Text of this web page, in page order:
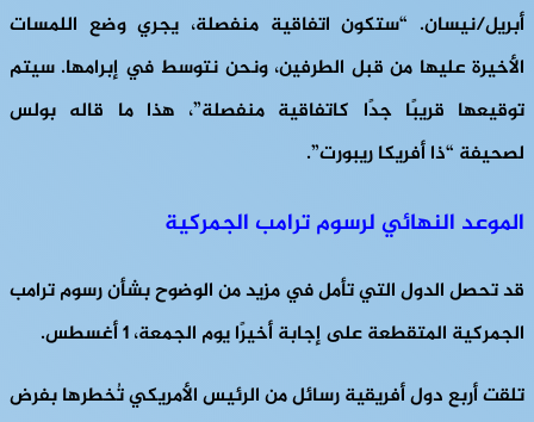
أبريل/نيسان. “ستكون اتفاقية منفصلة، يجري وضع اللمسات
الأخيرة عليها من قبل الطرفين، ونحن نتوسط في إبرامها. سيتم
توقيعها قريبًا جدًا كاتفاقية منفصلة”، هذا ما قاله بولس
لصحيفة “ذا أفريكا ريبورت”.
الموعد النهائي لرسوم ترامب الجمركية
قد تحصل الدول التي تأمل في مزيد من الوضوح بشأن رسوم ترامب
الجمركية المتقطعة على إجابة أخيرًا يوم الجمعة، 1 أغسطس.
تلقت أربع دول أفريقية رسائل من الرئيس الأمريكي تُخطرها بفرض